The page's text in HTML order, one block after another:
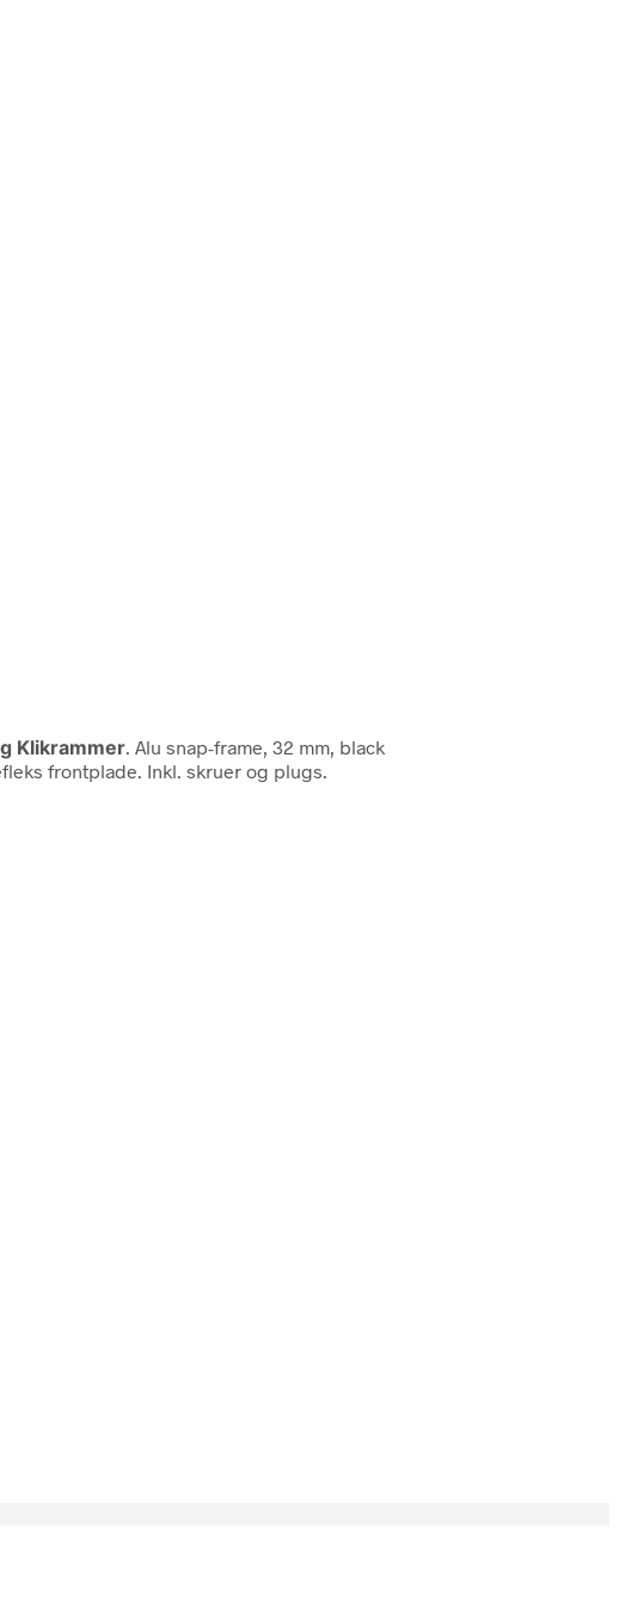
Klikrammer . Alu snap-frame, 32 mm, black
frontplade. Inkl. skruer og plugs.